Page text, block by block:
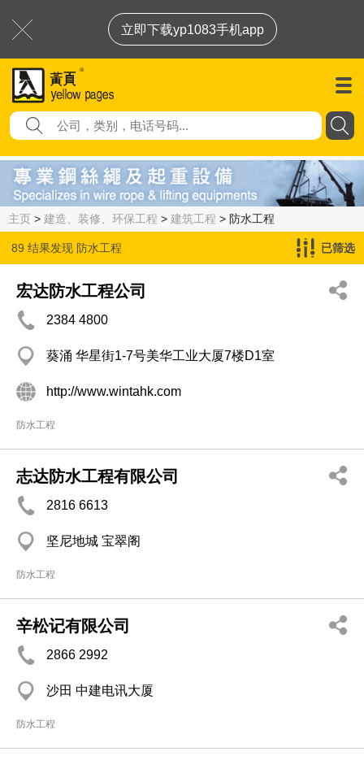
立即下载yp1083手机app
主页 > 建造、装修、环保工程 > 建筑工程 > 防水工程
89 结果发现 防水工程 已筛选
宏达防水工程公司
2384 4800
葵涌 华星街1-7号美华工业大厦7楼D1室
http://www.wintahk.com
防水工程
志达防水工程有限公司
2816 6613
坚尼地城 宝翠阁
防水工程
辛松记有限公司
2866 2992
沙田 中建电讯大厦
防水工程